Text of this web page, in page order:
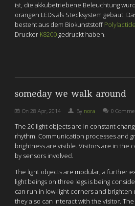
ist, die akkubetriebene Beleuchtung
orangen LEDs als Stecksystem gebaut.
besteht aus dem BiokunststoffPolylactide
Drucker K8200 gedruckt haben.
someday we walk around
On 28 Apr, 2014 By nora 0
The 20 light objects are in constant
rhythm. Communication processes and
brightness are visible. Visitors are in the
by sensors involved.
The light objects are modular, a further
light beings on three legs is being
can run in low-light corners and
they also can interact with the visitor.